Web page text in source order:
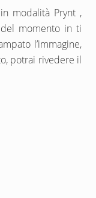
modalità Prynt ,
momento in ti
l’immagine,
potrai rivedere il